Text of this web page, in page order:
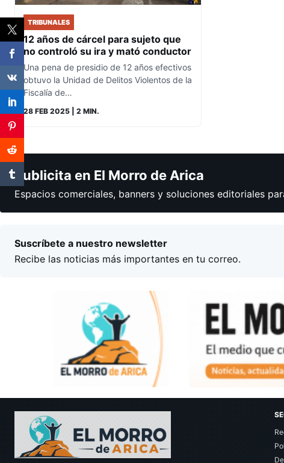
TRIBUNALES
12 años de cárcel para sujeto que
no controló su ira y mató conductor
Una pena de presidio de 12 años efectivos
obtuvo la Unidad de Delitos Violentos de la
Fiscalía de…
28 FEB 2025 | 2 MIN.
Publicita en El Morro de Arica
Espacios comerciales, banners y soluciones editoriales
Suscríbete a nuestro newsletter
Recibe las noticias más importantes en tu correo.